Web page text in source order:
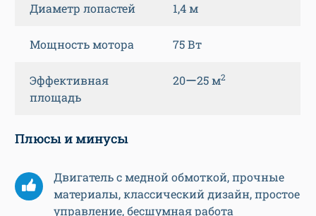
Диаметр лопастей 1,4 м
Мощность мотора 75 Вт
Эффективная
площадь
20ー25 м2
Плюсы и минусы
Двигатель с медной обмоткой, прочные
материалы, классический дизайн, простое
управление, бесшумная работа